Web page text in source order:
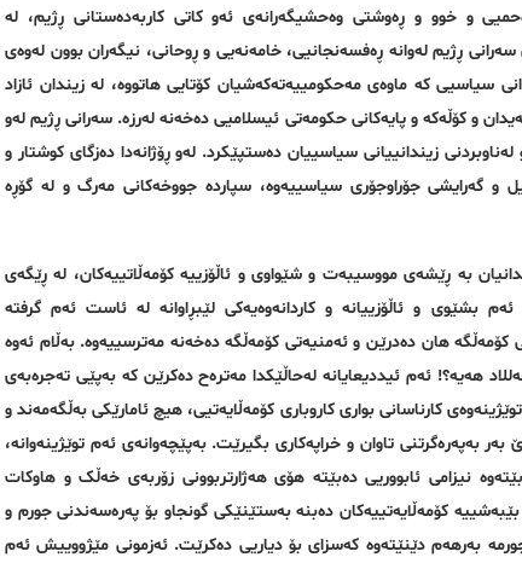
و خوو و ڕه‌وشتی وەحشیگەرانەی ئه‌و كاتی کاربەدەستانی ڕژیم، له‌
ڕژیم له‌وانه‌ ڕەفسەنجانیی، خامه‌نەیی و ڕوحانی، نیگەران بوون له‌وه‌ی
سیاسیی کە ماوەی مەحکومییەتەکەشیان کۆتایی هاتووه‌، لە زیندان ئازاد
و كۆڵه‌كه‌ و پایه‌كانی حکومەتی ئیسلامیی ده‌خەنە لەرزە. سەرانی ڕژیم لەو
زیندانییانی سیاسییان دەستپێکرد. لەو ڕۆژانەدا دەزگای کوشتار و
و گه‌رایشی جۆراوجۆری سیاسییەوە، سپاردە جووخەکانی مەرگ و لە گۆڕە
به‌ ڕێشەی مووسیبەت و شێواوی و ئاڵۆزییه‌ کۆمەڵاتییەکان، لە ڕێگه‌ی
بشێوی و ئاڵۆزییانه‌ و کاردانەوەیه‌كی لێبڕاوانە لە ئاست ئەم گرفتە
کۆمەڵگه‌ هان دەدرێن و ئەمنیەتی کۆمەڵگه‌ دەخەنە مەترسییەوە. بەڵام ئەوە
هەیه‌؟! ئەم ئیددیعایانە لەحاڵێکدا مەترەح دەکرێن کە بەپێی تەجره‌بەی
کارناسانی بواری کاروباری کۆمەڵایەتیی، هیچ ئامارێکی بەڵگەمەند و
بەپەرەگرتنی تاوان و خراپەکاری بگیرێت. بەپێچەوانەی ئەم توێژینەوانە،
نیزامی ئابووریی دەبێتە هۆی هەژارتربوونی زۆربەی خەڵک و هاوکات
کۆمەڵایەتییەکان دەبنە بەستێنێکی گونجاو بۆ پەرەسەندنی جورم و
به‌رهه‌م دێنێته‌وه‌ کەسزای بۆ دیاریی دەکرێت. ئەزمونی مێژووییش ئه‌م